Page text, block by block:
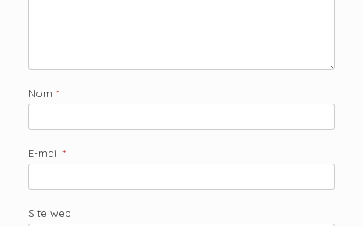
Nom *
E-mail *
Site web